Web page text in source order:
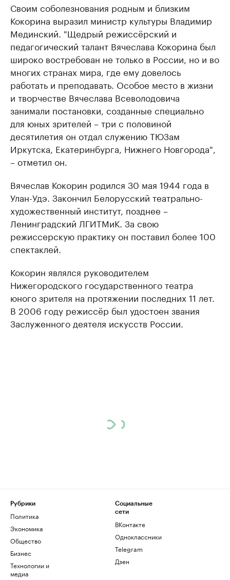
Своим соболезнования родным и близким
Кокорина выразил министр культуры Владимир
Мединский. "Щедрый режиссёрский и
педагогический талант Вячеслава Кокорина был
широко востребован не только в России, но и во
многих странах мира, где ему довелось
работать и преподавать. Особое место в жизни
и творчестве Вячеслава Всеволодовича
занимали постановки, созданные специально
для юных зрителей – три с половиной
десятилетия он отдал служению ТЮЗам
Иркутска, Екатеринбурга, Нижнего Новгорода",
– отметил он.
Вячеслав Кокорин родился 30 мая 1944 года в
Улан-Удэ. Закончил Белорусский театрально-
художественный институт, позднее –
Ленинградский ЛГИТМиК. За свою
режиссерскую практику он поставил более 100
спектаклей.
Кокорин являлся руководителем
Нижегородского государственного театра
юного зрителя на протяжении последних 11 лет.
В 2006 году режиссёр был удостоен звания
Заслуженного деятеля искусств России.
Рубрики
Политика
Экономика
Общество
Бизнес
Технологии и
медиа
Социальные
сети
ВКонтакте
Одноклассники
Telegram
Дзен